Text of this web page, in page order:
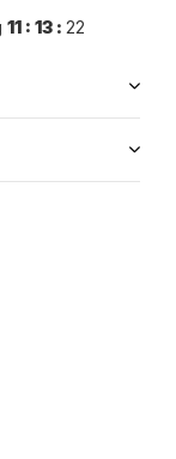
11 : 13 : 22